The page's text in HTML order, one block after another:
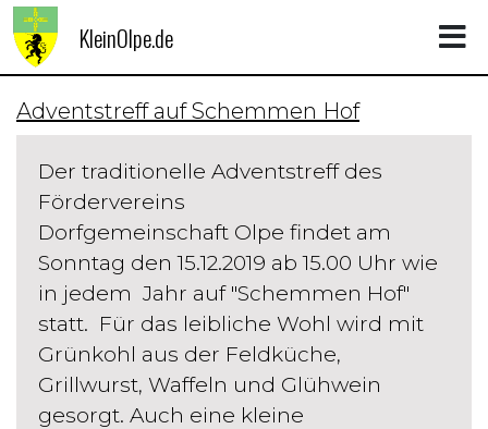
KleinOlpe.de
Adventstreff auf Schemmen Hof
Der traditionelle Adventstreff des
Fördervereins
Dorfgemeinschaft Olpe findet am
Sonntag den 15.12.2019 ab 15.00 Uhr wie
in jedem Jahr auf "Schemmen Hof"
statt. Für das leibliche Wohl wird mit
Grünkohl aus der Feldküche,
Grillwurst, Waffeln und Glühwein
gesorgt. Auch eine kleine